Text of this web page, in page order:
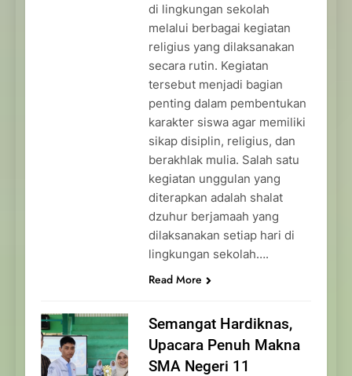
di lingkungan sekolah
melalui berbagai kegiatan
religius yang dilaksanakan
secara rutin. Kegiatan
tersebut menjadi bagian
penting dalam pembentukan
karakter siswa agar memiliki
sikap disiplin, religius, dan
berakhlak mulia. Salah satu
kegiatan unggulan yang
diterapkan adalah shalat
dzuhur berjamaah yang
dilaksanakan setiap hari di
lingkungan sekolah….
Read More
Semangat Hardiknas,
Upacara Penuh Makna
SMA Negeri 11